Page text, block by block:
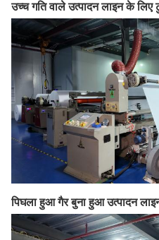
उच्च गति वाले उत्पादन लाइन के
पिघला हुआ गैर बुना हुआ उत्पादन